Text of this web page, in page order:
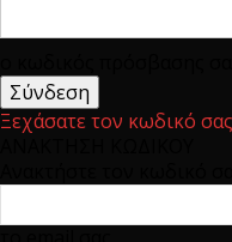
Ξεχάσατε τον κωδικό